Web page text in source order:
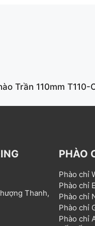
Trần 110mm T110-
Thanh,
PHÀO
Phào chỉ
Phào chỉ
Phào chỉ
Phào chỉ
Phào chỉ